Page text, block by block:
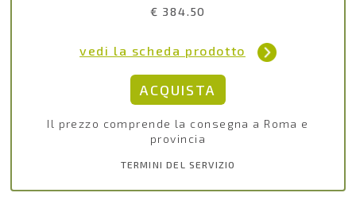
€ 384.50
vedi la scheda prodotto
Il prezzo comprende la consegna a Roma e
provincia
TERMINI DEL SERVIZIO